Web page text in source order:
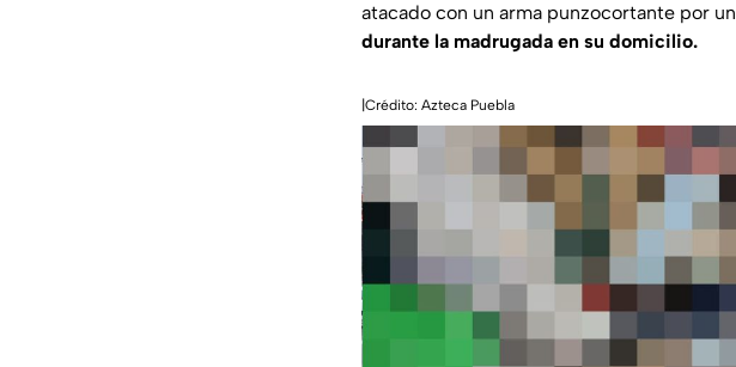
atacado con un arma punzocortante por un
durante la madrugada en su domicilio.
|Crédito: Azteca Puebla